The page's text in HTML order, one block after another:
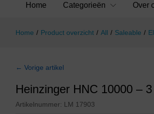
Home Categorieën Over
Home / Product overzicht / All / Saleable /
← Vorige artikel
Heinzinger HNC 10000 –
Artikelnummer: LM 17903